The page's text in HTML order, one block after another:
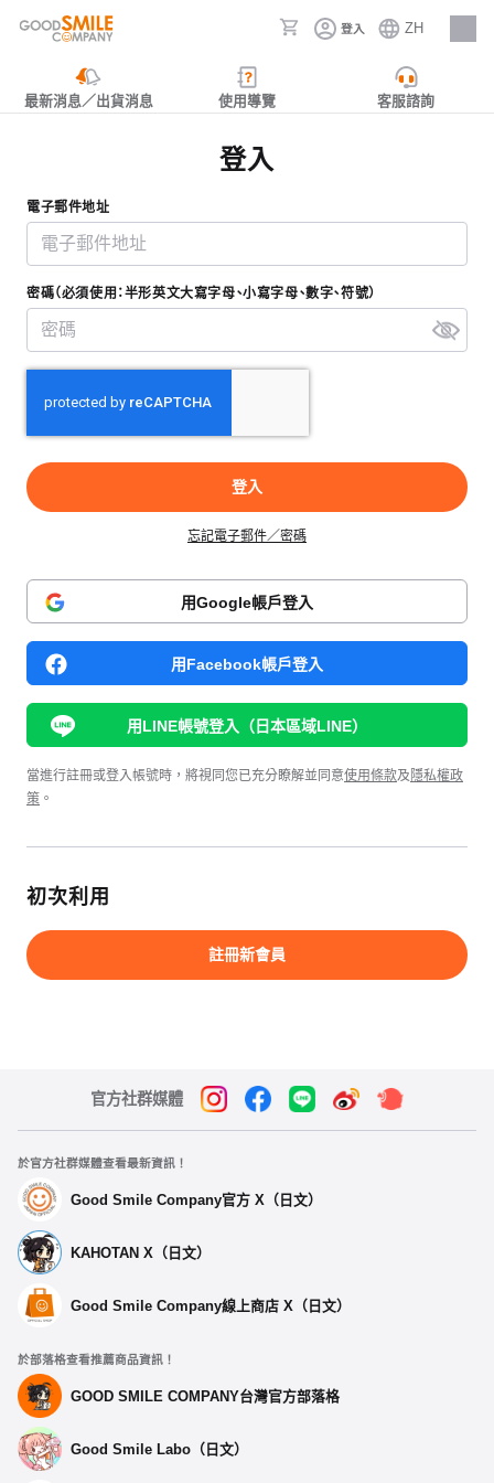
登入 ZH
人才招募
最新消息／出貨消息 使用導覽 客服諮詢
登入
電子郵件地址
密碼（必須使用：半形英文大寫字母、小寫字母、數字、符號）
登入
忘記電子郵件／密碼
用Google帳戶登入
用Facebook帳戶登入
用LINE帳號登入（日本區域LINE）
當進行註冊或登入帳號時，將視同您已充分瞭解並同意使用條款及 隱私權政
策 。
初次利用
註冊新會員
官方社群媒體
於官方社群媒體查看最新資訊！
Good Smile Company官方 X（日文）
KAHOTAN X（日文）
Good Smile Company線上商店 X（日文）
於部落格查看推薦商品資訊！
GOOD SMILE COMPANY台灣官方部落格
Good Smile Labo（日文）